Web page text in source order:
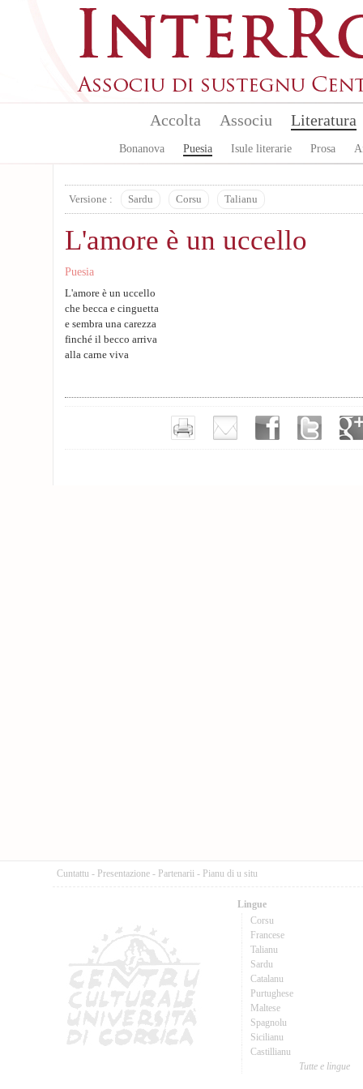
Accolta Associu Literatura
Bonanova Puesia Isule literarie Prosa
Versione : Sardu Corsu Talianu
L'amore è un uccello
Puesia
L'amore è un uccello
che becca e cinguetta
e sembra una carezza
finché il becco arriva
alla carne viva
Cuntattu - Presentazione - Partenarii - Pianu di u situ
Lingue
Corsu
Francese
Talianu
Sardu
Catalanu
Purtughese
Maltese
Spagnolu
Sicilianu
Castillianu
Tutte e lingue